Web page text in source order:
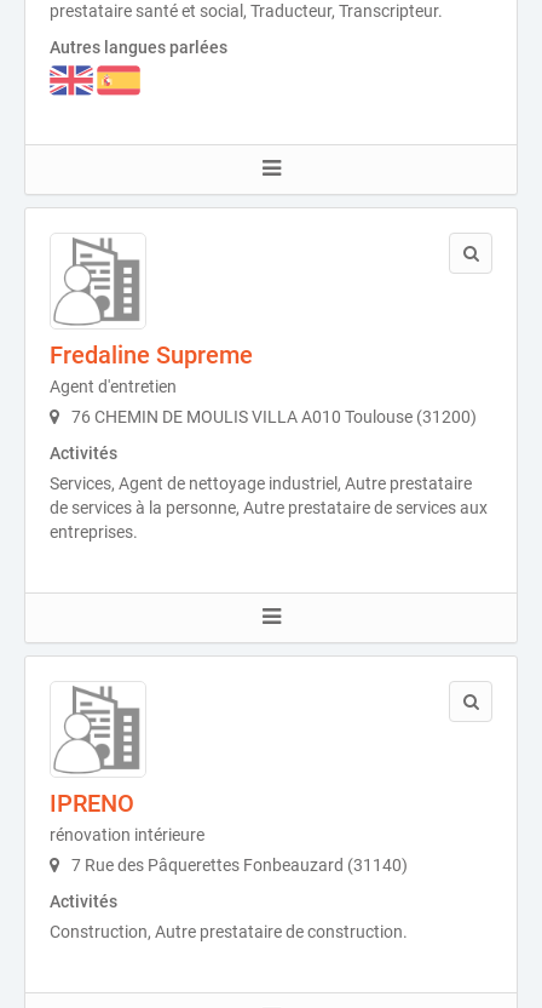
prestataire santé et social, Traducteur, Transcripteur.
Autres langues parlées
Fredaline Supreme
Agent d'entretien
76 CHEMIN DE MOULIS VILLA A010 Toulouse (31200)
Activités
Services, Agent de nettoyage industriel, Autre prestataire
de services à la personne, Autre prestataire de services aux
entreprises.
IPRENO
rénovation intérieure
7 Rue des Pâquerettes Fonbeauzard (31140)
Activités
Construction, Autre prestataire de construction.